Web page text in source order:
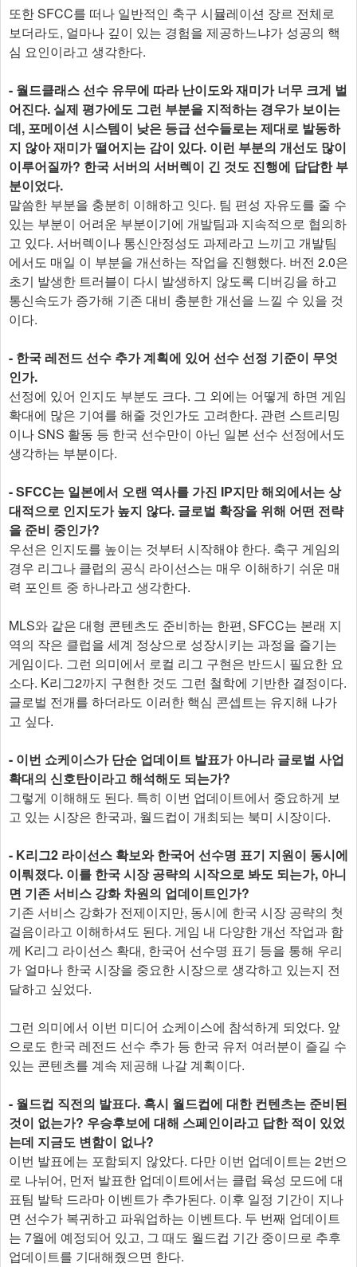
또한 SFCC를 떠나 일반적인 축구 시뮬레이션 장르 전체로
보더라도, 얼마나 깊이 있는 경험을 제공하느냐가 성공의 핵
심 요인이라고 생각한다.
- 월드클래스 선수 유무에 따라 난이도와 재미가 너무 크게 벌
어진다. 실제 평가에도 그런 부분을 지적하는 경우가 보이는
데, 포메이션 시스템이 낮은 등급 선수들로는 제대로 발동하
지 않아 재미가 떨어지는 감이 있다. 이런 부분의 개선도 많이
이루어질까? 한국 서버의 서버렉이 긴 것도 진행에 답답한 부
분이었다.
말씀한 부분을 충분히 이해하고 잇다. 팀 편성 자유도를 줄 수
있는 부분이 어려운 부분이기에 개발팀과 지속적으로 협의하
고 있다. 서버렉이나 통신안정성도 과제라고 느끼고 개발팀
에서도 매일 이 부분을 개선하는 작업을 진행했다. 버전 2.0은
초기 발생한 트러블이 다시 발생하지 않도록 디버깅을 하고
통신속도가 증가해 기존 대비 충분한 개선을 느낄 수 있을 것
이다.
- 한국 레전드 선수 추가 계획에 있어 선수 선정 기준이 무엇
인가.
선정에 있어 인지도 부분도 크다. 그 외에는 어떻게 하면 게임
확대에 많은 기여를 해줄 것인가도 고려한다. 관련 스트리밍
이나 SNS 활동 등 한국 선수만이 아닌 일본 선수 선정에서도
생각하는 부분이다.
- SFCC는 일본에서 오랜 역사를 가진 IP지만 해외에서는 상
대적으로 인지도가 높지 않다. 글로벌 확장을 위해 어떤 전략
을 준비 중인가?
우선은 인지도를 높이는 것부터 시작해야 한다. 축구 게임의
경우 리그나 클럽의 공식 라이선스는 매우 이해하기 쉬운 매
력 포인트 중 하나라고 생각한다.
MLS와 같은 대형 콘텐츠도 준비하는 한편, SFCC는 본래 지
역의 작은 클럽을 세계 정상으로 성장시키는 과정을 즐기는
게임이다. 그런 의미에서 로컬 리그 구현은 반드시 필요한 요
소다. K리그2까지 구현한 것도 그런 철학에 기반한 결정이다.
글로벌 전개를 하더라도 이러한 핵심 콘셉트는 유지해 나가
고 싶다.
- 이번 쇼케이스가 단순 업데이트 발표가 아니라 글로벌 사업
확대의 신호탄이라고 해석해도 되는가?
그렇게 이해해도 된다. 특히 이번 업데이트에서 중요하게 보
고 있는 시장은 한국과, 월드컵이 개최되는 북미 시장이다.
- K리그2 라이선스 확보와 한국어 선수명 표기 지원이 동시에
이뤄졌다. 이를 한국 시장 공략의 시작으로 봐도 되는가, 아니
면 기존 서비스 강화 차원의 업데이트인가?
기존 서비스 강화가 전제이지만, 동시에 한국 시장 공략의 첫
걸음이라고 이해하셔도 된다. 게임 내 다양한 개선 작업과 함
께 K리그 라이선스 확대, 한국어 선수명 표기 등을 통해 우리
가 얼마나 한국 시장을 중요한 시장으로 생각하고 있는지 전
달하고 싶었다.
그런 의미에서 이번 미디어 쇼케이스에 참석하게 되었다. 앞
으로도 한국 레전드 선수 추가 등 한국 유저 여러분이 즐길 수
있는 콘텐츠를 계속 제공해 나갈 계획이다.
- 월드컵 직전의 발표다. 혹시 월드컵에 대한 컨텐츠는 준비된
것이 없는가? 우승후보에 대해 스페인이라고 답한 적이 있었
는데 지금도 변함이 없나?
이번 발표에는 포함되지 않았다. 다만 이번 업데이트는 2번으
로 나뉘어, 먼저 발표한 업데이트에서는 클럽 육성 모드에 대
표팀 발탁 드라마 이벤트가 추가된다. 이후 일정 기간이 지나
면 선수가 복귀하고 파워업하는 이벤트다. 두 번째 업데이트
는 7월에 예정되어 있고, 그 때도 월드컵 기간 중이므로 추후
업데이트를 기대해줬으면 한다.